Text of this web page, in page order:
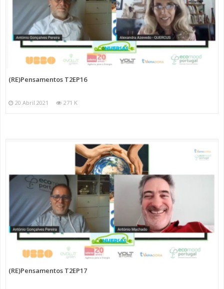
(RE)Pensamentos T2EP16
20 Abril 2021 271 K
(RE)Pensamentos T2EP17